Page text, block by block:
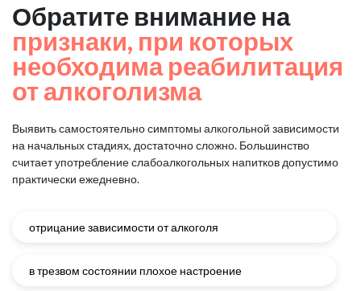
Обратите внимание на
признаки, при которых
необходима реабилитация
от алкоголизма
Выявить самостоятельно симптомы алкогольной зависимости
на начальных стадиях, достаточно сложно. Большинство
считает употребление слабоалкогольных напитков допустимо
практически ежедневно.
отрицание зависимости от алкоголя
в трезвом состоянии плохое настроение